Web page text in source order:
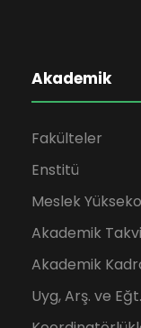
Akademik
Fakülteler
Enstitü
Meslek
Akademik
Akademik
Uyg, Arş. ve